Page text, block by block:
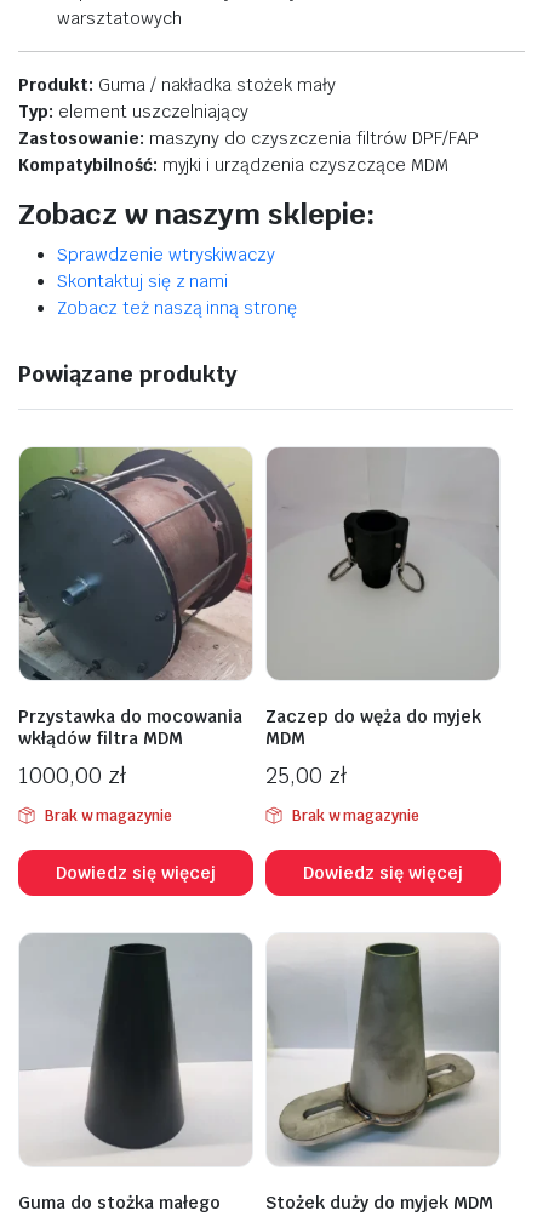
warsztatowych
Produkt: Guma / nakładka stożek mały
Typ: element uszczelniający
Zastosowanie: maszyny do czyszczenia filtrów DPF/FAP
Kompatybilność: myjki i urządzenia czyszczące MDM
Zobacz w naszym sklepie:
Sprawdzenie wtryskiwaczy
Skontaktuj się z nami
Zobacz też naszą inną stronę
Powiązane produkty
Przystawka do mocowania
wkłądów filtra MDM
1000,00 zł
Brak w magazynie
Dowiedz się więcej
Zaczep do węża do myjek
MDM
25,00 zł
Brak w magazynie
Dowiedz się więcej
Guma do stożka małego Stożek duży do myjek MDM